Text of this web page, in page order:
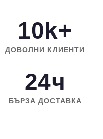
10k+
ДОВОЛНИ КЛИЕНТИ
24ч
БЪРЗА ДОСТАВКА